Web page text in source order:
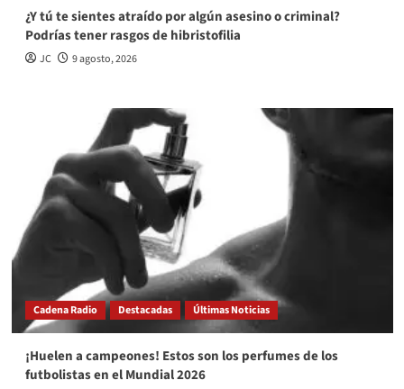
¿Y tú te sientes atraído por algún asesino o criminal?
Podrías tener rasgos de hibristofilia
JC 9 agosto, 2026
Cadena Radio Destacadas Últimas Noticias
¡Huelen a campeones! Estos son los perfumes de los
futbolistas en el Mundial 2026